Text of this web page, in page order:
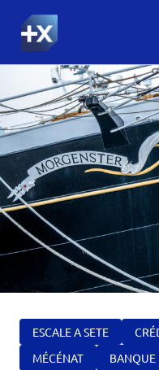
ESCALE A SETE
MÉCÉNAT
BANQUE